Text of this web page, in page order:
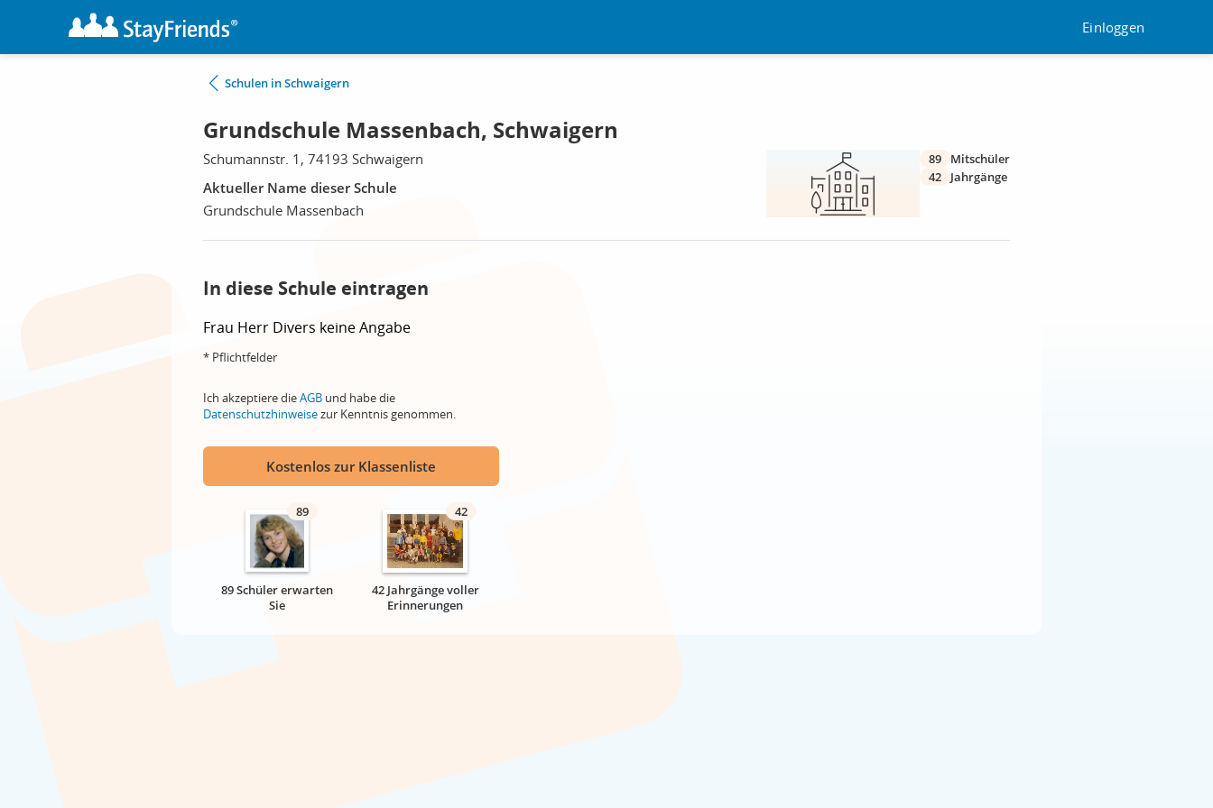
Einloggen
Schulen in Schwaigern
Grundschule Massenbach, Schwaigern
Schumannstr. 1, 74193 Schwaigern
Aktueller Name dieser Schule
Grundschule Massenbach
89
Mitschüler
42
Jahrgänge
In diese Schule eintragen
Frau Herr Divers keine Angabe
* Pflichtfelder
Ich akzeptiere dieAGB und habe die
Datenschutzhinweisezur Kenntnis genommen.
Kostenlos zur Klassenliste
89
89 Schüler erwarten
Sie
42
42 Jahrgänge voller
Erinnerungen